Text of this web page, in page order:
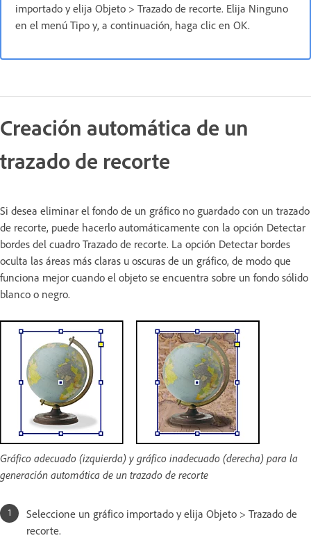
importado y elija Objeto > Trazado de recorte. Elija Ninguno
en el menú Tipo y, a continuación, haga clic en OK.
Creación automática de un
trazado de recorte
Si desea eliminar el fondo de un gráfico no guardado con un trazado
de recorte, puede hacerlo automáticamente con la opción Detectar
bordes del cuadro Trazado de recorte. La opción Detectar bordes
oculta las áreas más claras u oscuras de un gráfico, de modo que
funciona mejor cuando el objeto se encuentra sobre un fondo sólido
blanco o negro.
Gráfico adecuado (izquierda) y gráfico inadecuado (derecha) para la
generación automática de un trazado de recorte
Seleccione un gráfico importado y elija Objeto > Trazado de
recorte.